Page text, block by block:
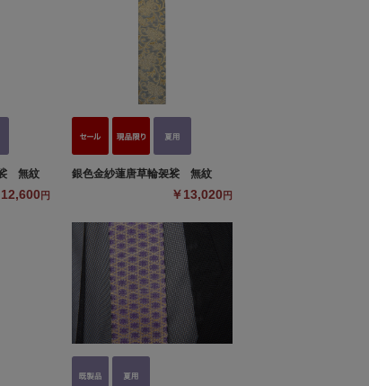
無紋
12,600 円
銀色金紗蓮唐草輪袈裟 無紋
￥13,020 円